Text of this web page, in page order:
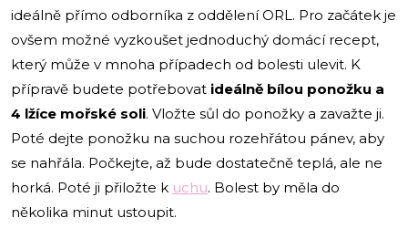
ideálně přímo odborníka z oddělení ORL. Pro začátek je
ovšem možné vyzkoušet jednoduchý domácí recept,
který může v mnoha případech od bolesti ulevit. K
přípravě budete potřebovat ideálně bílou ponožku a
4 lžíce mořské soli. Vložte sůl do ponožky a zavažte ji.
Poté dejte ponožku na suchou rozehřátou pánev, aby
se nahřála. Počkejte, až bude dostatečně teplá, ale ne
horká. Poté ji přiložte k uchu. Bolest by měla do
několika minut ustoupit.